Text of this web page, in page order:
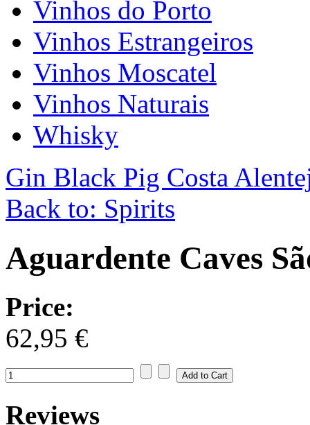
Vinhos do Porto
Vinhos Estrangeiros
Vinhos Moscatel
Vinhos Naturais
Whisky
Gin Black Pig Costa
Back to: Spirits
Aguardente Caves
Price:
62,95 €
Reviews